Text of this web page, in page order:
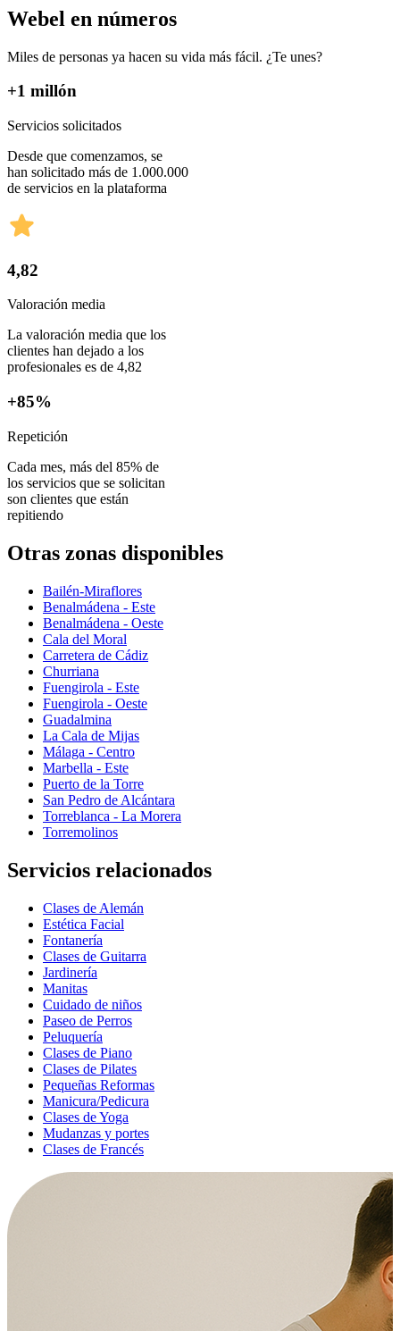
Webel en números
Miles de personas ya hacen su vida más fácil. ¿Te unes?
+1 millón
Servicios solicitados
Desde que comenzamos, se
han solicitado más de 1.000.000
de servicios en la plataforma
4,82
Valoración media
La valoración media que los
clientes han dejado a los
profesionales es de 4,82
+85%
Repetición
Cada mes, más del 85% de
los servicios que se solicitan
son clientes que están
repitiendo
Otras zonas disponibles
Bailén-Miraflores
Benalmádena - Este
Benalmádena - Oeste
Cala del Moral
Carretera de Cádiz
Churriana
Fuengirola - Este
Fuengirola - Oeste
Guadalmina
La Cala de Mijas
Málaga - Centro
Marbella - Este
Puerto de la Torre
San Pedro de Alcántara
Torreblanca - La Morera
Torremolinos
Servicios relacionados
Clases de Alemán
Estética Facial
Fontanería
Clases de Guitarra
Jardinería
Manitas
Cuidado de niños
Paseo de Perros
Peluquería
Clases de Piano
Clases de Pilates
Pequeñas Reformas
Manicura/Pedicura
Clases de Yoga
Mudanzas y portes
Clases de Francés